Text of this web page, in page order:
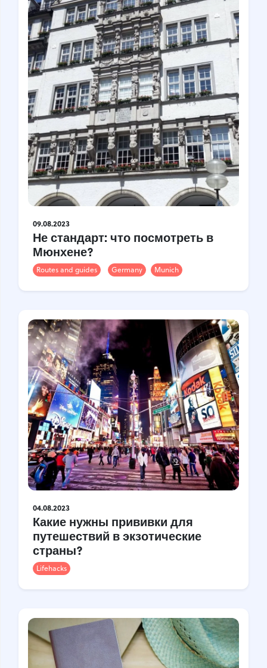
Croatia
Czech Republic
Chile
Switzerland
Sweden
Scotland
Sri Lanka
Estonia Japan
09.08.2023
Не стандарт: что посмотреть в
Мюнхене?
Routes and guides Germany Munich
04.08.2023
Какие нужны прививки для
путешествий в экзотические
страны?
Lifehacks